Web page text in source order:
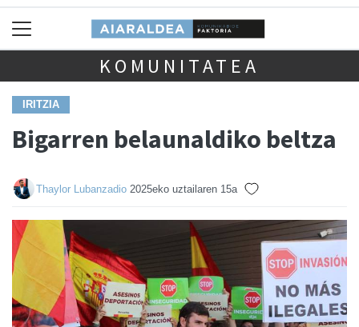
KOMUNITATEA
IRITZIA
Bigarren belaunaldiko beltza
Thaylor Lubanzadio 2025eko uztailaren 15a